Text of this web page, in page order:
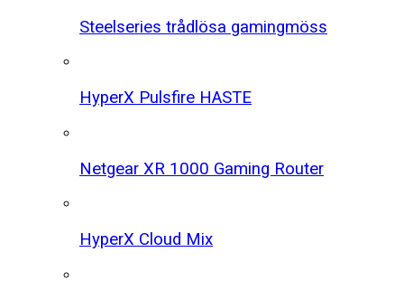
Steelseries trådlösa gamingmöss
HyperX Pulsfire HASTE
Netgear XR 1000 Gaming Router
HyperX Cloud Mix